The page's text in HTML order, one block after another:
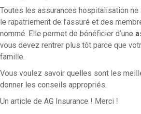
Toutes les assurances hospitalisation
le rapatriement de l’assuré et des
nommé. Elle permet de bénéficier d’une
vous devez rentrer plus tôt parce que
famille.
Vous voulez savoir quelles sont les
donner les conseils appropriés.
Un article de AG Insurance ! Merci !